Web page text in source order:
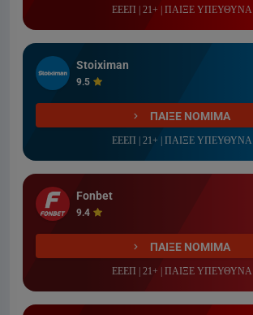
ΕΕΕΠ | 21+ | ΠΑΙΞΕ ΥΠΕΥΘΥΝΑ
Stoiximan
9.5
ΠΑΙΞΕ ΝΟΜΙΜΑ
ΕΕΕΠ | 21+ | ΠΑΙΞΕ ΥΠΕΥΘΥΝΑ
Fonbet
9.4
ΠΑΙΞΕ ΝΟΜΙΜΑ
ΕΕΕΠ | 21+ | ΠΑΙΞΕ ΥΠΕΥΘΥΝΑ